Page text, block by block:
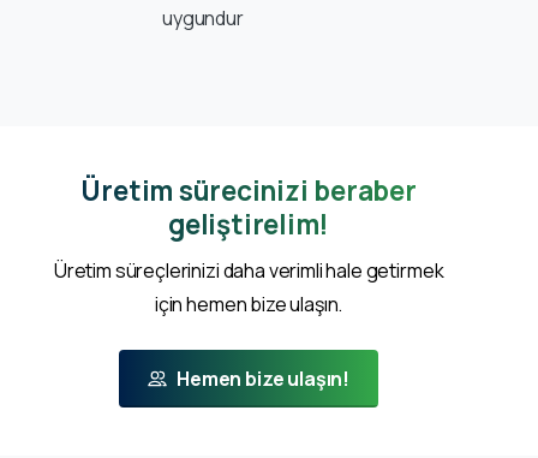
uygundur
Üretim sürecinizi beraber
geliştirelim!
Üretim süreçlerinizi daha verimli hale getirmek
için hemen bize ulaşın.
Hemen bize ulaşın!